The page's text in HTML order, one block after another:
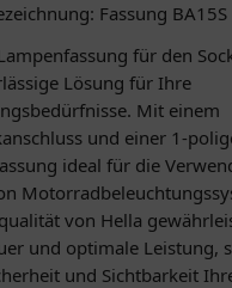
Fassung
für den
Lösung für Ihre
Mit einem
und einer 1-
ideal für die
von Hella
und optimale Leistung,
und Sichtbarkeit